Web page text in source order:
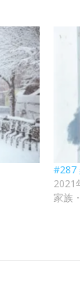
#287
2021
家族